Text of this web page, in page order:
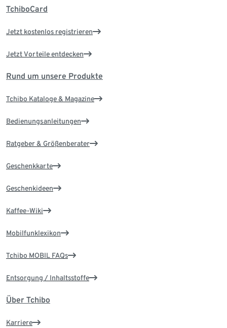
TchiboCard
Jetzt kostenlos registrieren
Jetzt Vorteile entdecken
Rund um unsere Produkte
Tchibo Kataloge & Magazine
Bedienungsanleitungen
Ratgeber & Größenberater
Geschenkkarte
Geschenkideen
Kaffee-Wiki
Mobilfunklexikon
Tchibo MOBIL FAQs
Entsorgung / Inhaltsstoffe
Über Tchibo
Karriere